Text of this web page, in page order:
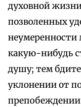
духовной
позволенных
неумеренности
какую-нибудь
душу; тем
уклонении от